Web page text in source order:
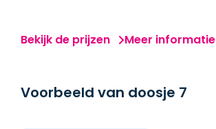
Bekijk de prijzen Meer informatie
Voorbeeld van doosje 7